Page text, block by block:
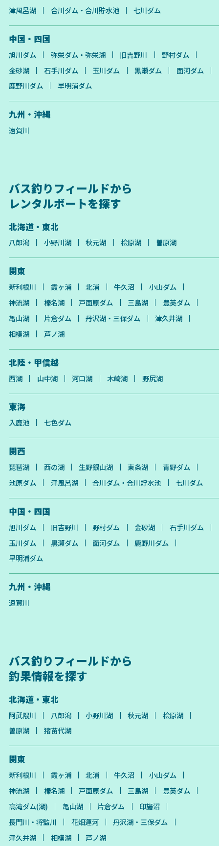
津風呂湖
合川ダム・合川貯水池 七川ダム
中国・四国
旭川ダム 弥栄ダム・弥栄湖 旧吉野川
野村ダム
金砂湖
石手川ダム 玉川ダム 黒瀬ダム
面河ダム
鹿野川ダム
早明浦ダム
九州・沖縄
遠賀川
バス釣りフィールドから
レンタルボートを探す
北海道・東北
八郎潟 小野川湖 秋元湖 桧原湖 曽原湖
関東
新利根川 霞ヶ浦 北浦 牛久沼
小山ダム
神流湖
榛名湖 戸面原ダム 三島湖
豊英ダム
亀山湖
片倉ダム 丹沢湖・三保ダム
津久井湖
相模湖
芦ノ湖
北陸・甲信越
西湖 山中湖 河口湖 木崎湖 野尻湖
東海
入鹿池 七色ダム
関西
琵琶湖 西の湖 生野銀山湖 東条湖
青野ダム
池原ダム
津風呂湖 合川ダム・合川貯水池 七川ダム
中国・四国
旭川ダム 旧吉野川 野村ダム 金砂湖
石手川ダム
玉川ダム
黒瀬ダム 面河ダム
鹿野川ダム
早明浦ダム
九州・沖縄
遠賀川
バス釣りフィールドから
釣果情報を探す
北海道・東北
阿武隈川 八郎潟 小野川湖 秋元湖
桧原湖
曽原湖
猪苗代湖
関東
新利根川 霞ヶ浦 北浦 牛久沼
小山ダム
神流湖
榛名湖 戸面原ダム 三島湖
豊英ダム
高滝ダム(湖)
亀山湖 片倉ダム
印旛沼
長門川・将監川
花畑運河
丹沢湖・三保ダム
津久井湖
相模湖 芦ノ湖